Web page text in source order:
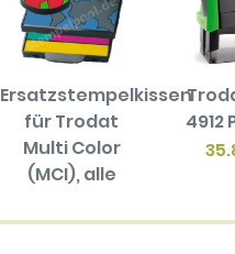
Ersatzstempelkissen
für Trodat
Multi Color
(MCI), alle
(mehrfarbiger
4912